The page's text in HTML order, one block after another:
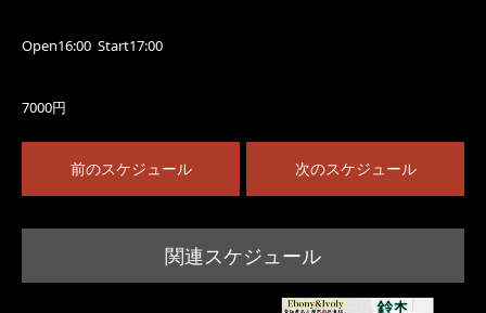
Open16:00 Start17:00
7000円
前のスケジュール 次のスケジュール
関連スケジュール